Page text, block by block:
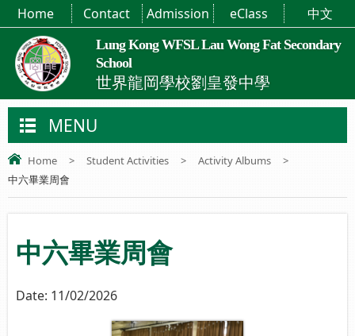
Lung Kong WFSL Lau Wong Fat Secondary
School
世界龍岡學校劉皇發中學
Home Contact Admission eClass 中文
MENU
Home > Student Activities > Activity Albums
>
中六畢業周會
中六畢業周會
Date: 11/02/2026